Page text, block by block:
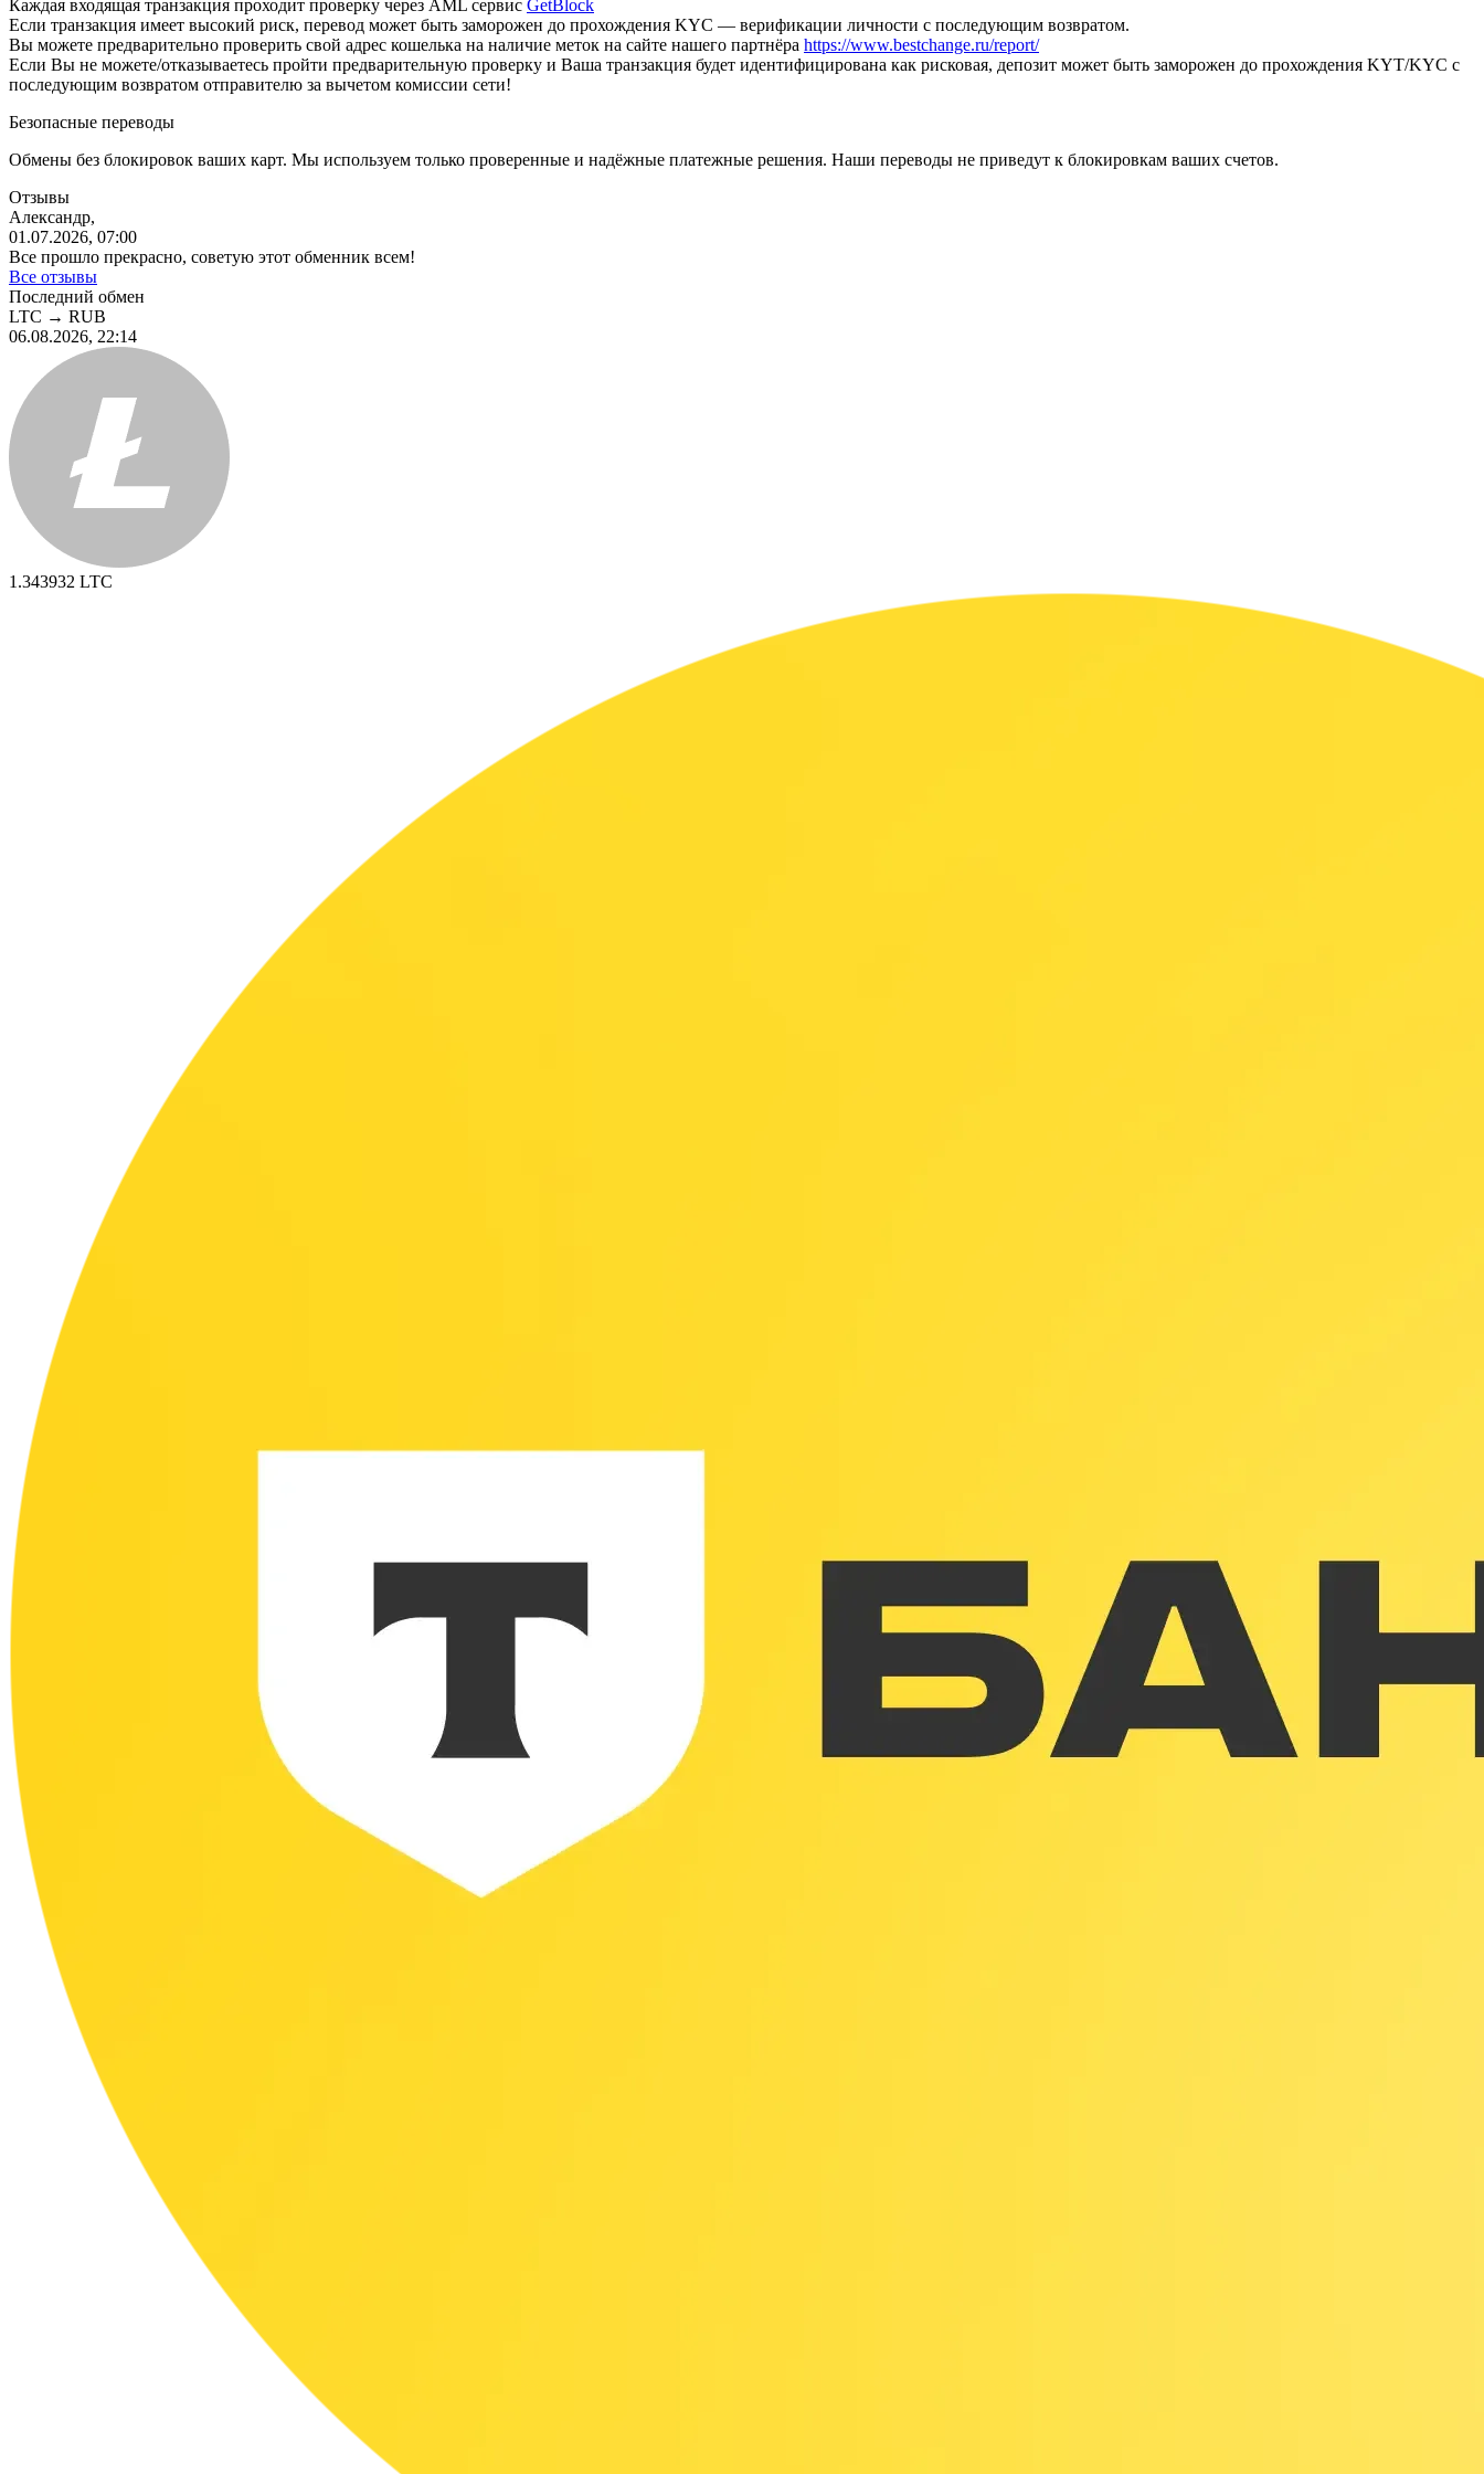
Каждая входящая транзакция проходит проверку через AML сервис GetBlock
Если транзакция имеет высокий риск, перевод может быть заморожен до прохождения KYC — верификации личности с последующим возвратом.
Вы можете предварительно проверить свой адрес кошелька на наличие меток на сайте нашего партнёра https://www.bestchange.ru/report/
Eсли Вы не можете/отказываетесь пройти предварительную проверку и Ваша транзакция будет идентифицирована как рисковая, депозит может быть заморожен до прохождения KYT/KYC с
последующим возвратом отправителю за вычетом комиссии сети!
Безопасные переводы
Обмены без блокировок ваших карт. Мы используем только проверенные и надёжные платежные решения. Наши переводы не приведут к блокировкам ваших счетов.
Отзывы
Александр,
01.07.2026, 07:00
Все прошло прекрасно, советую этот обменник всем!
Все отзывы
Последний обмен
LTC → RUB
06.08.2026, 22:14
1.343932 LTC